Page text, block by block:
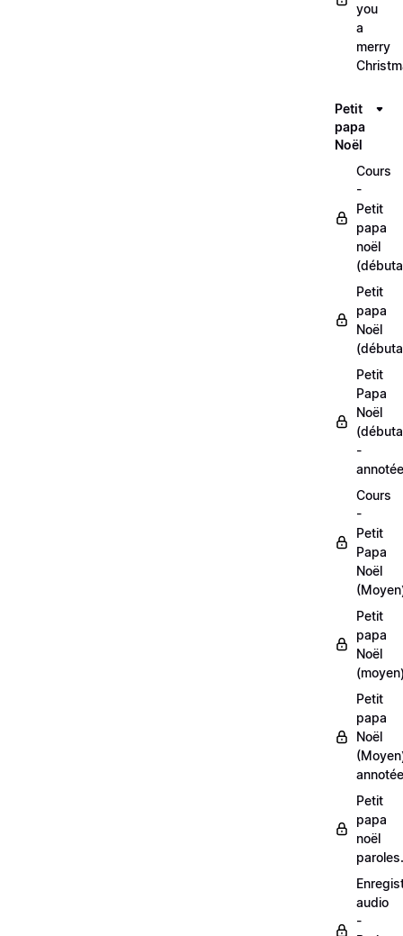
you
a
merry
Petit
papa
Noël
Cours
-
Petit
papa
noël
Petit
papa
Noël
Petit
Papa
Noël
-
Cours
-
Petit
Papa
Noël
Petit
papa
Noël
Petit
papa
Noël
Petit
papa
noël
audio
-